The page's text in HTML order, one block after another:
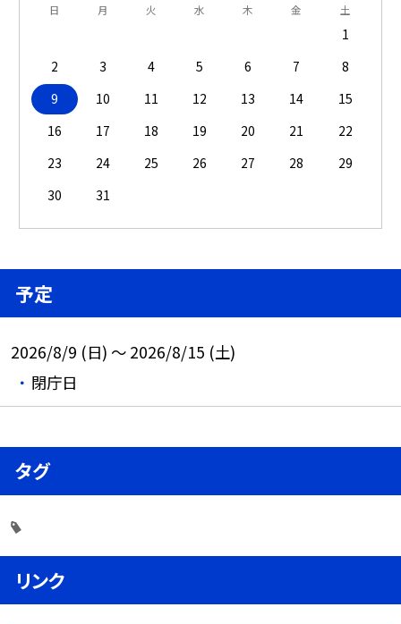
日 月 火 水 木 金 土
1
2
3 4 5 6 7
8
9
10 11 12 13 14
15
16
17 18 19 20 21
22
23
24 25 26 27 28
29
30
31
予定
2026/8/9 (日) ～ 2026/8/15 (土)
閉庁日
タグ
リンク